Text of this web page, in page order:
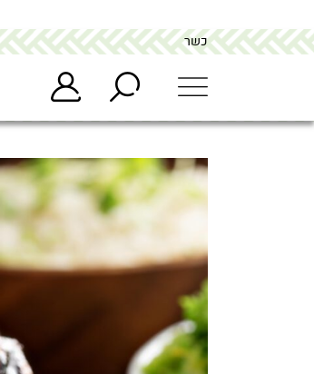
כשר
מוצרים>חזה הודו